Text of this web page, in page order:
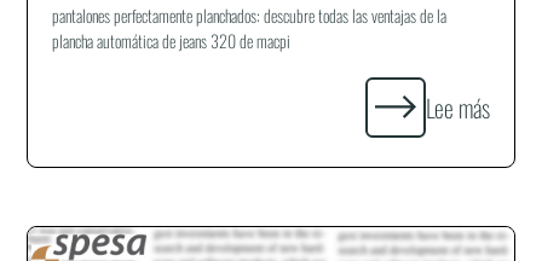
pantalones perfectamente planchados: descubre todas las ventajas de la
plancha automática de jeans 320 de macpi
Lee más